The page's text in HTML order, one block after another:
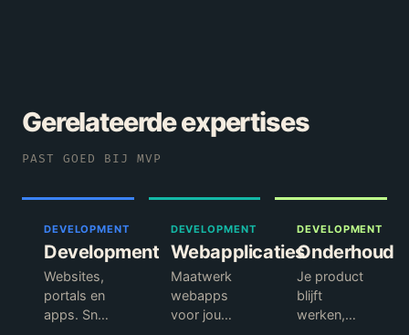
Gerelateerde expertises
PAST GOED BIJ MVP
DEVELOPMENT
Development
Websites,
portals en
apps. Snel
DEVELOPMENT
Webapplicaties
Maatwerk
webapps
voor jouw
DEVELOPMENT
Onderhoud
Je product
blijft
werken,